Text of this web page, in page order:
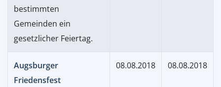
bestimmten
Gemeinden ein
gesetzlicher Feiertag.
Augsburger
Friedensfest
08.08.2018 08.08.2018